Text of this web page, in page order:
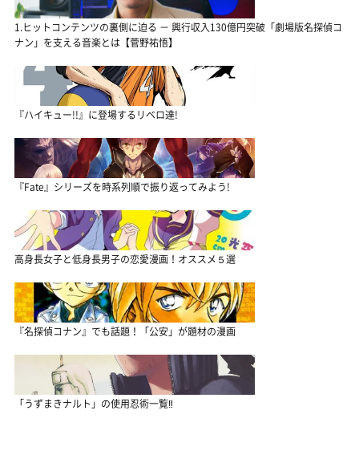
1.ヒットコンテンツの裏側に迫る － 興行収入130億円突破「劇場版名探偵コ
ナン」を支える音楽とは【菅野祐悟】
『ハイキュー!!』に登場するリベロ達!
『Fate』シリーズを時系列順で振り返ってみよう!
高身長女子と低身長男子の恋愛漫画！オススメ５選
『名探偵コナン』でも話題！「公安」が題材の漫画
「うずまきナルト」の使用忍術一覧‼